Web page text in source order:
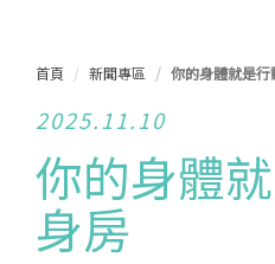
首頁 新聞專區 你的身體就是行
2025.11.10
你的身體
身房